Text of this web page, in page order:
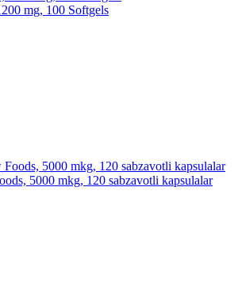
mg, 100 Softgels
5000 mkg, 120 sabzavotli kapsulalar